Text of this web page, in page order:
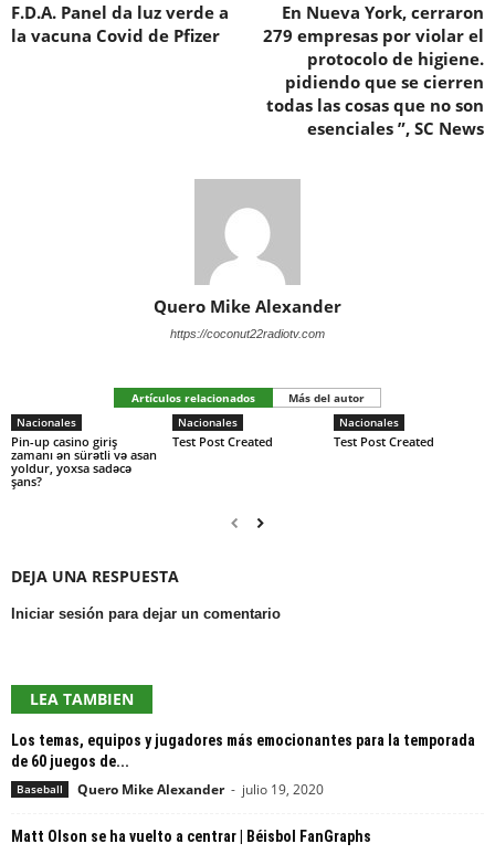
F.D.A. Panel da luz verde a
la vacuna Covid de Pfizer
En Nueva York, cerraron
279 empresas por violar el
protocolo de higiene.
pidiendo que se cierren
todas las cosas que no son
esenciales ”, SC News
Quero Mike Alexander
https://coconut22radiotv.com
Artículos relacionados
Más del autor
Nacionales
Pin-up casino giriş
zamanı ən sürətli və asan
yoldur, yoxsa sadəcə
şans?
Nacionales
Test Post Created
Nacionales
Test Post Created
DEJA UNA RESPUESTA
Iniciar sesión para dejar un comentario
LEA TAMBIEN
Los temas, equipos y jugadores más emocionantes para la temporada
de 60 juegos de...
Baseball Quero Mike Alexander - julio 19, 2020
Matt Olson se ha vuelto a centrar | Béisbol FanGraphs